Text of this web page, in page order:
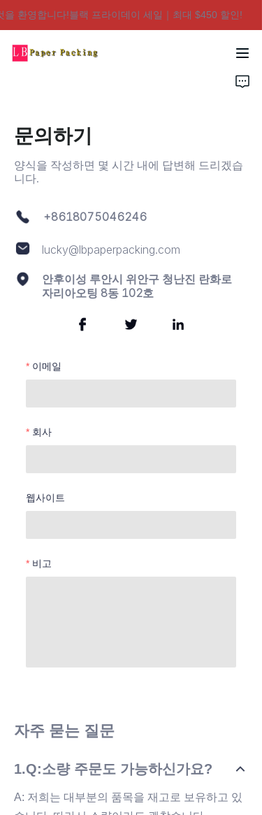
환영합니다!블랙 프라이데이 세일｜최대 $450 할인!
저희 매장에 오신 것을
이데이 세일｜최대
양식을 작성하면 몇 시간 내에 답변해 드리겠습
니다.
문의하기
+8618075046246
lucky@lbpaperpacking.com
안후이성 루안시 위안구 청난진 란화로
자리아오팅 8동 102호
이메일
회사
웹사이트
비고
자주 묻는 질문
1.Q:소량 주문도 가능하신가요?
A: 저희는 대부분의 품목을 재고로 보유하고 있
집
회사 소개
문의하기